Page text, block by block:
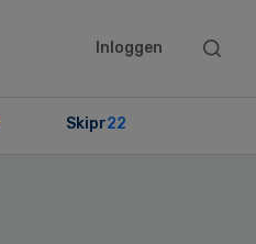
Inloggen
Search
Skipr22